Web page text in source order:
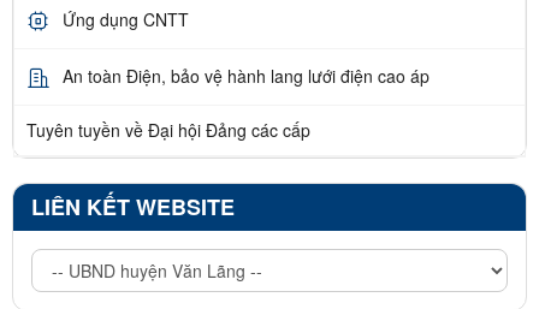
Ứng dụng CNTT
An toàn Điện, bảo vệ hành lang lưới điện cao áp
Tuyên tuyền về Đại hội Đảng các cấp
LIÊN KẾT WEBSITE